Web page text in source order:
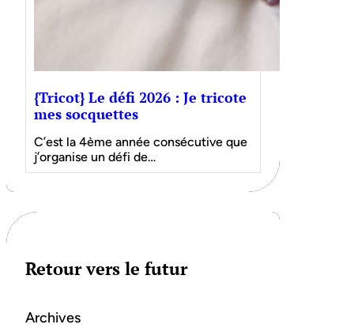
{Tricot} Le défi 2026 : Je tricote
mes socquettes
C’est la 4ème année consécutive que
j’organise un défi de…
Retour vers le futur
Archives